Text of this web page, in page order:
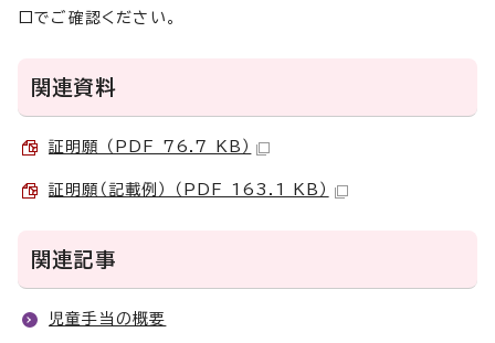
口でご確認ください。
関連資料
証明願 （PDF 76.7 KB）
証明願（記載例） （PDF 163.1 KB）
関連記事
児童手当の概要